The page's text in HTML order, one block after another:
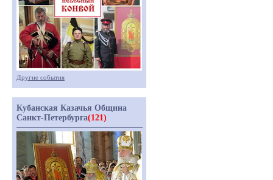
Другие события
Кубанская Казачья Община
Санкт-Петербурга(121)